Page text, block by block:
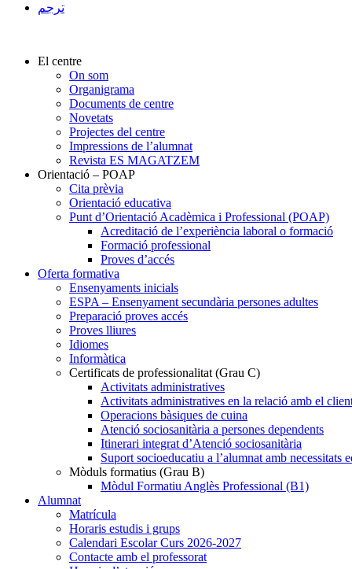
ترجم
El centre
On som
Organigrama
Documents de centre
Novetats
Projectes del centre
Impressions de l’alumnat
Revista ES MAGATZEM
Orientació – POAP
Cita prèvia
Orientació educativa
Punt d’Orientació Acadèmica i Professional (POAP)
Acreditació de l’experiència laboral o formació
Formació professional
Proves d’accés
Oferta formativa
Ensenyaments inicials
ESPA – Ensenyament secundària persones adultes
Preparació proves accés
Proves lliures
Idiomes
Informàtica
Certificats de professionalitat (Grau C)
Activitats administratives
Activitats administratives en la relació amb el
Operacions bàsiques de cuina
Atenció sociosanitària a persones dependents
Itinerari integrat d’Atenció sociosanitària
Suport socioeducatiu a l’alumnat amb necessitats
Mòduls formatius (Grau B)
Mòdul Formatiu Anglès Professional (B1)
Alumnat
Matrícula
Horaris estudis i grups
Calendari Escolar Curs 2026-2027
Contacte amb el professorat